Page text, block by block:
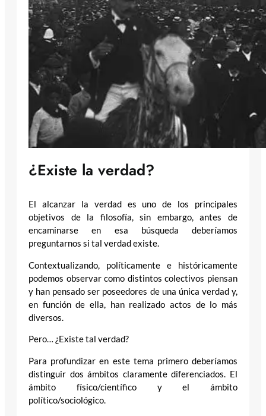
¿Existe la verdad?
El alcanzar la verdad es uno de los principales
objetivos de la filosofía, sin embargo, antes de
encaminarse en esa búsqueda deberíamos
preguntarnos si tal verdad existe.
Contextualizando, políticamente e históricamente
podemos observar como distintos colectivos piensan
y han pensado ser poseedores de una única verdad y,
en función de ella, han realizado actos de lo más
diversos.
Pero… ¿Existe tal verdad?
Para profundizar en este tema primero deberíamos
distinguir dos ámbitos claramente diferenciados. El
ámbito físico/científico y el ámbito
político/sociológico.